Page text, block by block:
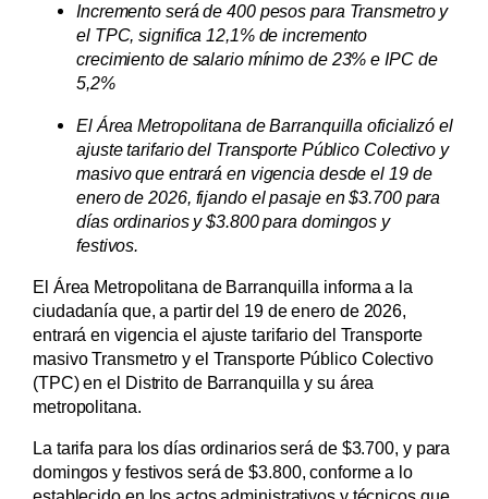
Incremento será de 400 pesos para Transmetro y
el TPC, significa 12,1% de incremento
crecimiento de salario mínimo de 23% e IPC de
5,2%
El Área Metropolitana de Barranquilla oficializó el
ajuste tarifario del Transporte Público Colectivo y
masivo que entrará en vigencia desde el 19 de
enero de 2026, fijando el pasaje en $3.700 para
días ordinarios y $3.800 para domingos y
festivos.
El Área Metropolitana de Barranquilla informa a la
ciudadanía que, a partir del 19 de enero de 2026,
entrará en vigencia el ajuste tarifario del Transporte
masivo Transmetro y el Transporte Público Colectivo
(TPC) en el Distrito de Barranquilla y su área
metropolitana.
La tarifa para los días ordinarios será de $3.700, y para
domingos y festivos será de $3.800, conforme a lo